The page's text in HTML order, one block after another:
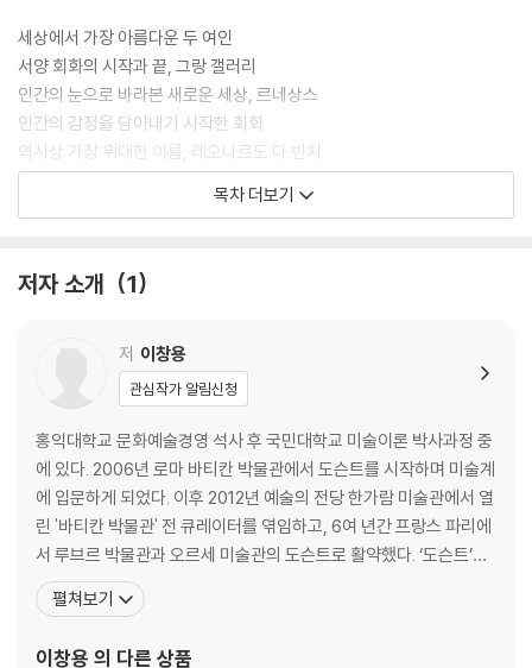
세상에서 가장 아름다운 두 여인
서양 회화의 시작과 끝, 그랑 갤러리
인간의 눈으로 바라본 새로운 세상, 르네상스
인간의 감정을 담아내기 시작한 회화
역사상 가장 위대한 이름, 레오나르도 다 빈치
같은 듯 다른 듯 두 점의 「암굴의 성모」
다 빈치의 가장 인간적인 작품 「성 안나와 성모자」
루브르에서 가장 큰 그림 「가나의 혼인 잔치」
혁명의 시작을 알리는 두 작품
모든 프랑스인에게 바치는 평화의 메시지
살아 있는 영웅을 찬양하라
내 영웅의 그늘에서 역사에 기록되리라
인간의 내재한 감정을 일깨우려 했던 낭만주의
시체의 바리케이드를 넘어 「민중을 이끄는 자유」
권력을 향한 끝없는 욕망 「마리 드 메디치」 연작
2년 6개월 만에 총 24점의 연작을 완성한 루벤스
「리옹에서의 마리 드 메디치와 앙리 4세의 만남」
마리의 정치적 치적과 아들 루이 13세와의 갈등
목차 더보기
저자 소개 1
저 이창용
관심작가 알림신청
홍익대학교 문화예술경영 석사 후 국민대학교 미술이론 박사과정 중
에 있다. 2006년 로마 바티칸 박물관에서 도슨트를 시작하며 미술계
에 입문하게 되었다. 이후 2012년 예술의 전당 한가람 미술관에서 열
린 '바티칸 박물관' 전 큐레이터를 엮임하고, 6여 년간 프랑스 파리에
서 루브르 박물관과 오르세 미술관의 도슨트로 활약했다. ‘도슨트’라
는 직업이 우리에게 낯설었던 시기부터 활동을 시작해 20여 년간 미
술계 현장에서 왕성하게 활동했다. 최근에는 tvN 〈벌거벗은 세계사〉,
펼쳐보기
이창용 의 다른 상품